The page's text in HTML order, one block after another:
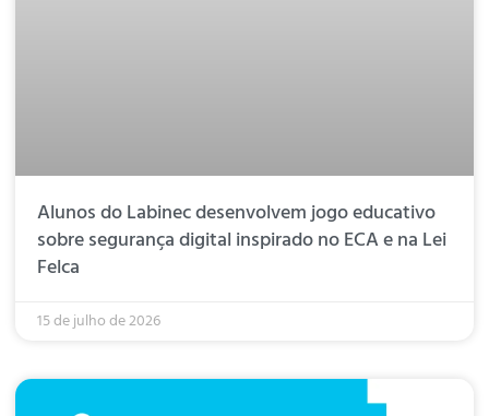
Alunos do Labinec desenvolvem jogo educativo
sobre segurança digital inspirado no ECA e na Lei
Felca
15 de julho de 2026